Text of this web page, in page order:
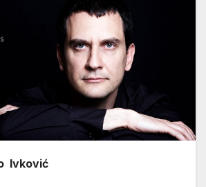
Ivković